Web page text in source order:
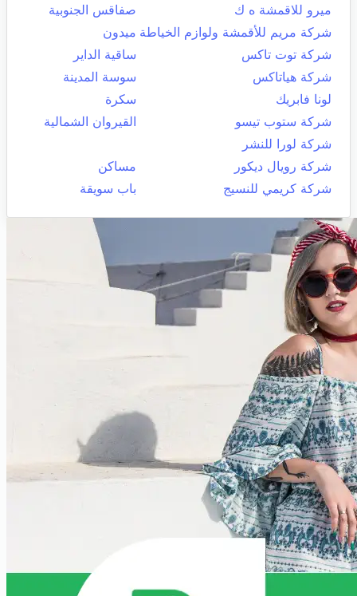
ميرو للاقمشة ه ك
صفاقس الجنوبية
شركة مريم للأقمشة ولوازم الخياطة ميدون
شركة توت تاكس
ساقية الداير
شركة هياتاكس
سوسة المدينة
لونا فابريك
سكرة
شركة ستوب تيسو
القيروان الشمالية
شركة لورا للنشر
شركة رويال ديكور
مساكن
شركة كريمي للنسيج
باب سويقة